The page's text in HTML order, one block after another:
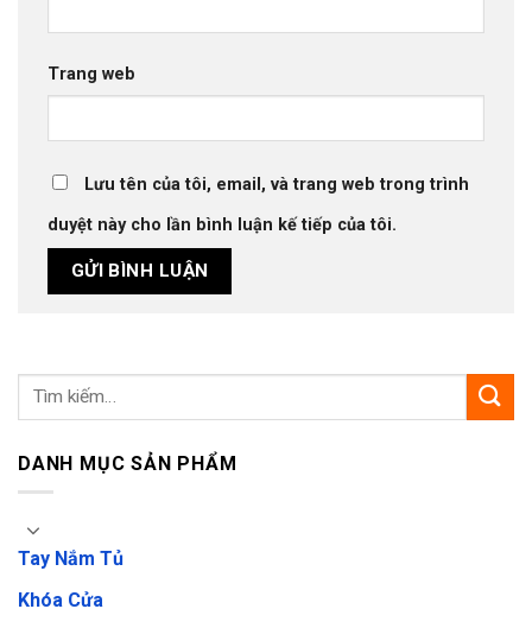
Trang web
Lưu tên của tôi, email, và trang web trong trình
duyệt này cho lần bình luận kế tiếp của tôi.
DANH MỤC SẢN PHẨM
Tay Nắm Tủ
Khóa Cửa